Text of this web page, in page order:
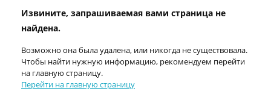
Извините, запрашиваемая вами страница не
найдена.
Возможно она была удалена, или никогда не существовала.
Чтобы найти нужную информацию, рекомендуем перейти
на главную страницу.
Перейти на главную страницу